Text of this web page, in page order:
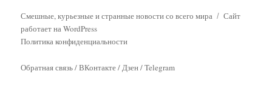
Смешные, курьезные и странные новости со всего мира
Сайт
работает на WordPress
Политика конфиденциальности
Обратная связь/ВКонтакте/Дзен/Telegram